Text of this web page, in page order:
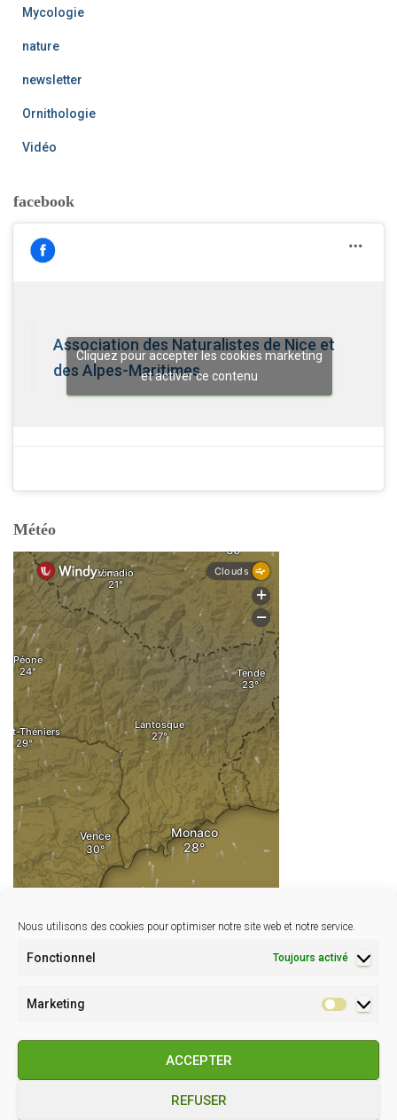
Nous utilisons des cookies pour optimiser notre site web et notre service.
Fonctionnel Toujours activé
Marketing
ACCEPTER
REFUSER
Mycologie
nature
newsletter
Ornithologie
Vidéo
facebook
Association des Naturalistes de Nice et
des Alpes-Maritimes
Cliquez pour accepter les cookies marketing
et activer ce contenu
Météo